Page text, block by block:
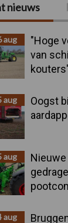
nieuws
aug
"Hoge
van
aug
Oogst
aug
aug